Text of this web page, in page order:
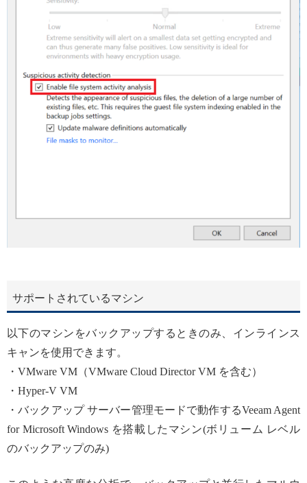
サポートされているマシン
以下のマシンをバックアップするときのみ、インラインス
キャンを使用できます。
・VMware VM（VMware Cloud Director VM を含む）
・Hyper-V VM
・バックアップ サーバー管理モードで動作するVeeam Agent
for Microsoft Windows を搭載したマシン(ボリューム レベル
のバックアップのみ)